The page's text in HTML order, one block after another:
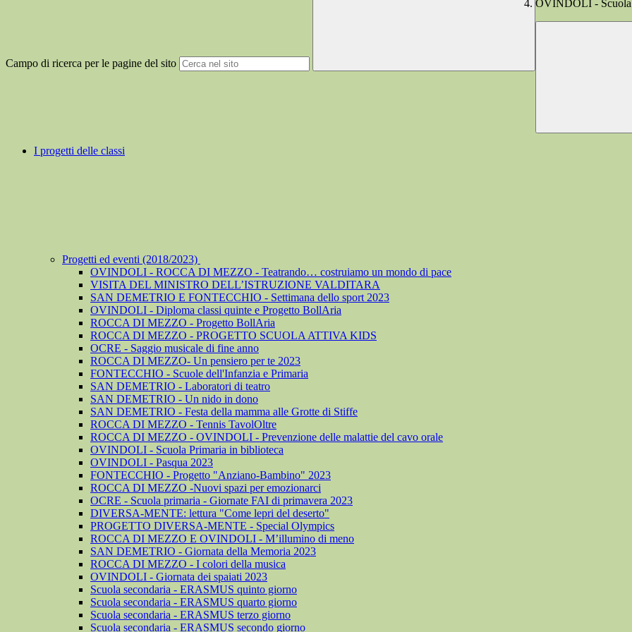
Campo di ricerca per le pagine del sito
OVINDOLI - Scuola
I progetti delle classi
Progetti ed eventi (2018/2023)
OVINDOLI - ROCCA DI MEZZO - Teatrando… costruiamo un mondo di pace
VISITA DEL MINISTRO DELL’ISTRUZIONE VALDITARA
SAN DEMETRIO E FONTECCHIO - Settimana dello sport 2023
OVINDOLI - Diploma classi quinte e Progetto BollAria
ROCCA DI MEZZO - Progetto BollAria
ROCCA DI MEZZO - PROGETTO SCUOLA ATTIVA KIDS
OCRE - Saggio musicale di fine anno
ROCCA DI MEZZO- Un pensiero per te 2023
FONTECCHIO - Scuole dell'Infanzia e Primaria
SAN DEMETRIO - Laboratori di teatro
SAN DEMETRIO - Un nido in dono
SAN DEMETRIO - Festa della mamma alle Grotte di Stiffe
ROCCA DI MEZZO - Tennis TavolOltre
ROCCA DI MEZZO - OVINDOLI - Prevenzione delle malattie del cavo orale
OVINDOLI - Scuola Primaria in biblioteca
OVINDOLI - Pasqua 2023
FONTECCHIO - Progetto "Anziano-Bambino" 2023
ROCCA DI MEZZO -Nuovi spazi per emozionarci
OCRE - Scuola primaria - Giornate FAI di primavera 2023
DIVERSA-MENTE: lettura "Come lepri del deserto"
PROGETTO DIVERSA-MENTE - Special Olympics
ROCCA DI MEZZO E OVINDOLI - M’illumino di meno
SAN DEMETRIO - Giornata della Memoria 2023
ROCCA DI MEZZO - I colori della musica
OVINDOLI - Giornata dei spaiati 2023
Scuola secondaria - ERASMUS quinto giorno
Scuola secondaria - ERASMUS quarto giorno
Scuola secondaria - ERASMUS terzo giorno
Scuola secondaria - ERASMUS secondo giorno